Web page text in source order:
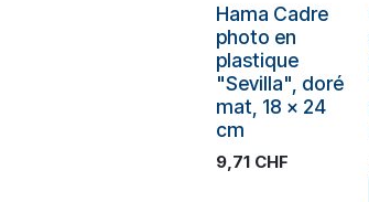
Plus de stock
Hama Cadre
photo en
plastique
"Sevilla", doré
mat, 18 x 24
cm
9,71 CHF